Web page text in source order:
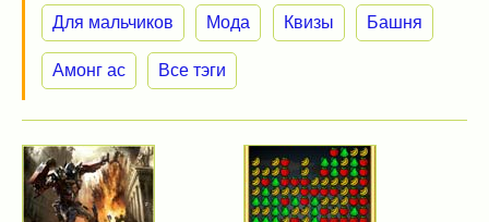
Для мальчиков Мода Квизы Башня
Амонг ас Все тэги